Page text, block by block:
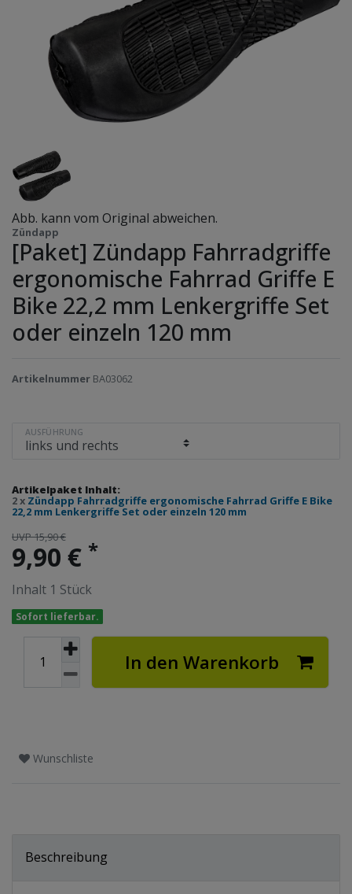
Abb. kann vom Original abweichen.
Zündapp
[Paket] Zündapp Fahrradgriffe
ergonomische Fahrrad Griffe E
Bike 22,2 mm Lenkergriffe Set
oder einzeln 120 mm
Artikelnummer BA03062
AUSFÜHRUNG
Artikelpaket Inhalt:
2 x Zündapp Fahrradgriffe ergonomische Fahrrad Griffe E Bike
22,2 mm Lenkergriffe Set oder einzeln 120 mm
UVP 15,90 €
9,90 € *
Inhalt 1 Stück
Sofort lieferbar.
In den Warenkorb
Wunschliste
Beschreibung